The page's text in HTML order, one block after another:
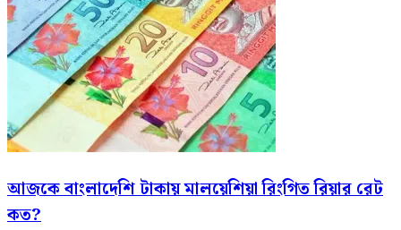
আজকে বাংলাদেশি টাকায় মালয়েশিয়া রিংগিত রিয়ার রেট
কত?